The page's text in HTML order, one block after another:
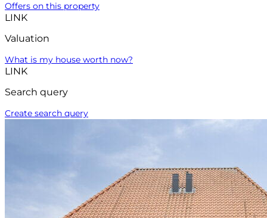
Offers on this property
LINK
Valuation
What is my house worth now?
LINK
Search query
Create search query